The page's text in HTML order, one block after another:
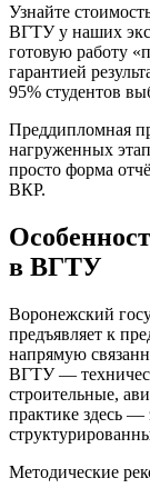
Узнайте
ВГТУ у наших
готовую работу
гарантией
95% студентов
Преддипломная
нагруженных
просто форма
ВКР.
в ВГТУ
Воронежский
предъявляет к
напрямую
ВГТУ —
строительные,
практике здесь —
Методические